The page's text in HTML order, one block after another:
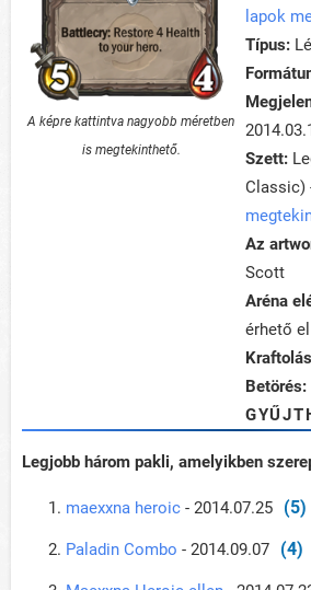
A képre kattintva nagyobb méretben
is megtekinthető.
lapok
Típus:
Szett:
Classic)
Az
Scott
Aréna
érhető el
Betörés:
Legjobb három pakli, amelyikben
maexxna heroic - 2014.07.25 (5)
Paladin Combo - 2014.09.07 (4)